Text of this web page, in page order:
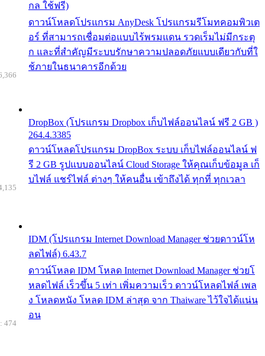
กล ใช้ฟรี)
ดาวน์โหลดโปรแกรม AnyDesk โปรแกรมรีโมทคอมพิวเต
อร์ ที่สามารถเชื่อมต่อแบบไร้พรมแดน รวดเร็มไม่มีกระตุ
ก และที่สำคัญมีระบบรักษาความปลอดภัยแบบเดียวกับที่ใ
ช้ภายในธนาคารอีกด้วย
DropBox (โปรแกรม Dropbox เก็บไฟล์ออนไลน์ ฟรี 2 GB )
264.4.3385
ดาวน์โหลดโปรแกรม DropBox ระบบ เก็บไฟล์ออนไลน์ ฟ
รี 2 GB รูปแบบออนไลน์ Cloud Storage ให้คุณเก็บข้อมูล เก็
บไฟล์ แชร์ไฟล์ ต่างๆ ให้คนอื่น เข้าถึงได้ ทุกที่ ทุกเวลา
IDM (โปรแกรม Internet Download Manager ช่วยดาวน์โห
ลดไฟล์) 6.43.7
ดาวน์โหลด IDM โหลด Internet Download Manager ช่วยโ
หลดไฟล์ เร็วขึ้น 5 เท่า เพิ่มความเร็ว ดาวน์โหลดไฟล์ เพล
ง โหลดหนัง โหลด IDM ล่าสุด จาก Thaiware ไว้ใจได้แน่น
อน
474